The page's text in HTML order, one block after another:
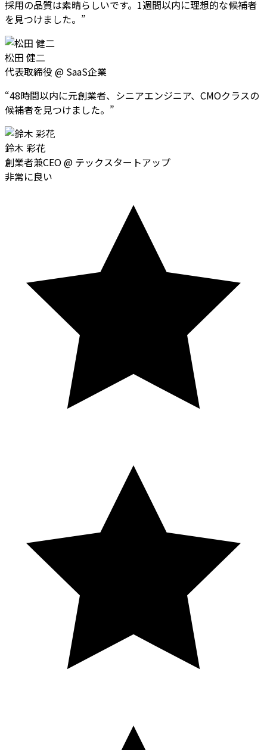
採用の品質は素晴らしいです。1週間以内に理想的な候補者
を見つけました。 ”
松田 健二
代表取締役 @ SaaS企業
“48時間以内に元創業者、シニアエンジニア、CMOクラスの
候補者を見つけました。 ”
鈴木 彩花
創業者兼CEO@ テックスタートアップ
非常に良い